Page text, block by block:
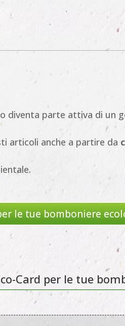
diventa parte attiva di un
articoli anche a partire da
le tue bomboniere
Card per le tue